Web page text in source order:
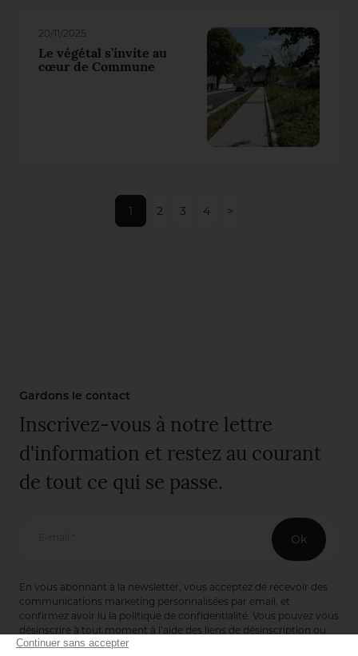
20/11/2025
Le végétal s’invite au
cœur de Commune
1 2 3 4 >
Gardons le contact
Inscrivez-vous à notre lettre
d'information et restez au courant
de tout ce qui se passe.
E-mail * Ok
En vous abonnant à la newsletter, vous acceptez de recevoir des
communications marketing personnalisées par email, et
confirmez avoir lu la politique de confidentialité. Vous pouvez vous
désinscrire à tout moment à l’aide des liens de désinscription ou
en nous contactant via notre formulaire de contact :